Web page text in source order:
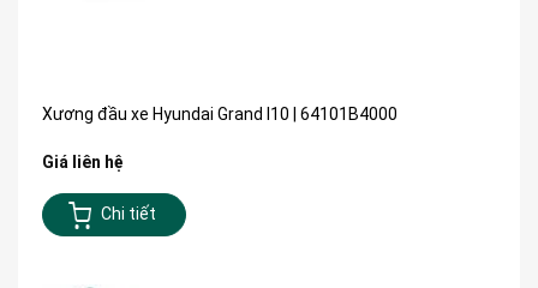
Xương đầu xe Hyundai Grand I10 | 64101B4000
Giá liên hệ
Chi tiết